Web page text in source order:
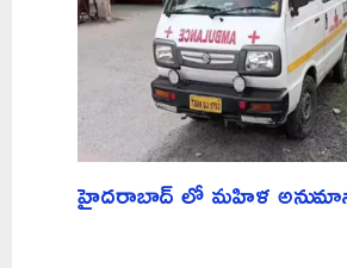
హైదరాబాద్ లో మహిళ